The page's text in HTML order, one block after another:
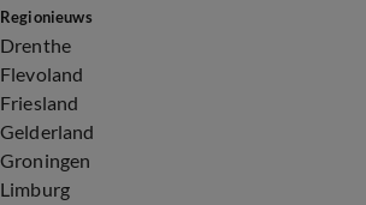
Regionieuws
Drenthe
Flevoland
Friesland
Gelderland
Groningen
Limburg